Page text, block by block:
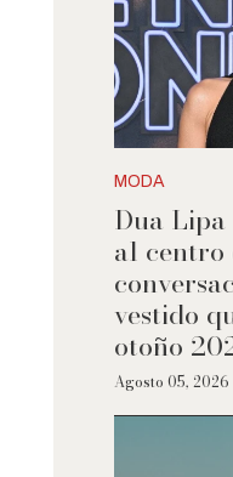
MODA
Dua
al centro
vestido
otoño
Agosto 05, 2026